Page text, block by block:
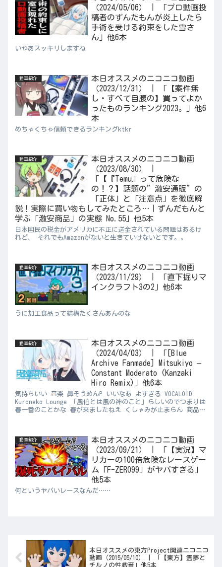
（2024/05/06） | 「プロ動画投
稿者のずんだもんが炎上したら
手術を受ける約束をした雪さ
ん」他6本
いやあスッキリしますね
動画紹介
本日オススメのニコニコ動画
（2023/12/31） | 「【案件無
し・すべて自腹の】買ってよか
ったものランキング2023。」他6
本
めちゃくちゃ信頼できるランキングktkr
動画紹介
本日オススメのニコニコ動画
（2023/08/30） |
「【『Temu』って危険な
の！？】話題の”激安通販”の
「正体」と「注意点」を徹底解
説！実際に買い物もしてみたところ…｜ずんだもんと
学ぶ「激安商品」の実態 No.55」他5本
日本国民の税金がアメリカに不正に送金されている問題はあるけ
れど、 それでもAmazonがないと生きていけないとです。。
動画紹介
本日オススメのニコニコ動画
（2023/11/29） | 「直下掘りマ
インクラフト3の2」他6本
うに加工食品って結構たくさんあんのな
動画紹介
本日オススメのニコニコ動画
（2024/04/03） | 「[Blue
Archive Fanmade] Mitsukiyo –
Constant Moderato (Kanzaki
Hiro Remix)」他6本
気持ちいい 音楽 鼻そうめんP いいなあ よすぎる VOCALOID
Kuroneko Lounge 「風伯とは風の神のこと」らしいのでつまりは
春一番のことかな 春が来ましたねえ くしゃみが止まらん 商品レ
動画紹介
本日オススメのニコニコ動画
（2023/09/21） | 「【実況】マ
リカーの100倍危険なレースゲー
ム「F-ZERO99」がヤバすぎる」
他5本
何というヤバいレースなんだ……
本日オススメの東方Project関連ニコニコ
動画（2015/05/10） | 「【東方】霊夢と
チルノの性教育」他5本